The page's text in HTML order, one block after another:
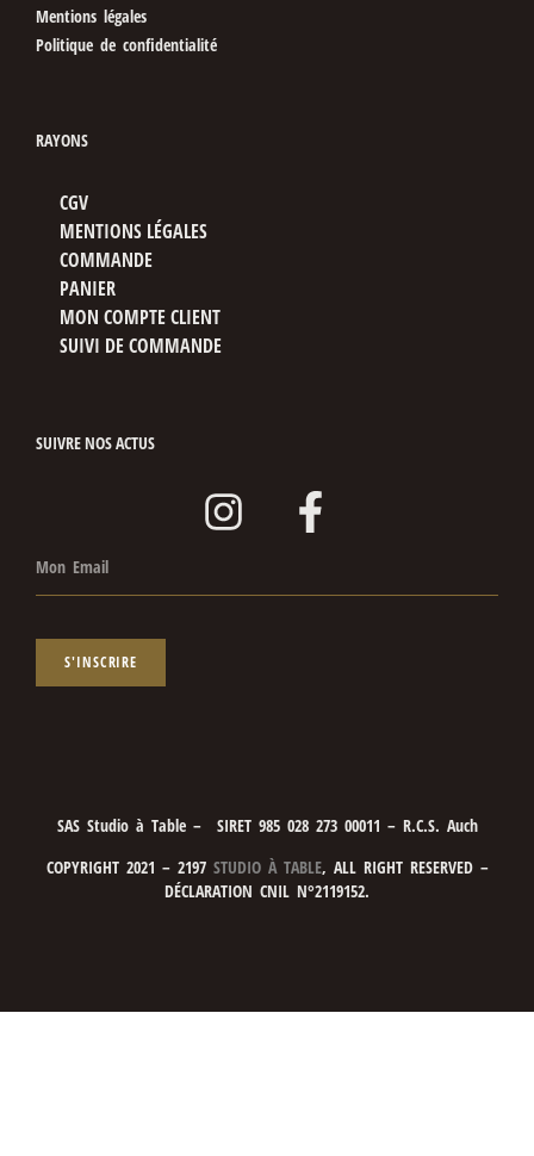
Mentions légales
Politique de confidentialité
RAYONS
CGV
MENTIONS LÉGALES
COMMANDE
PANIER
MON COMPTE CLIENT
SUIVI DE COMMANDE
SUIVRE NOS ACTUS
S'INSCRIRE
SAS Studio à Table – SIRET 985 028 273 00011 – R.C.S. Auch
COPYRIGHT 2021 – 2197STUDIO À TABLE, ALL RIGHT RESERVED –
DÉCLARATION CNIL N°2119152.